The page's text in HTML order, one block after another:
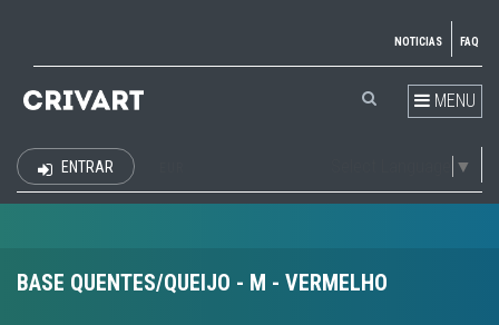
NOTICIAS FAQ
MENU
▼
ENTRAR
BASE QUENTES/QUEIJO - M - VERMELHO